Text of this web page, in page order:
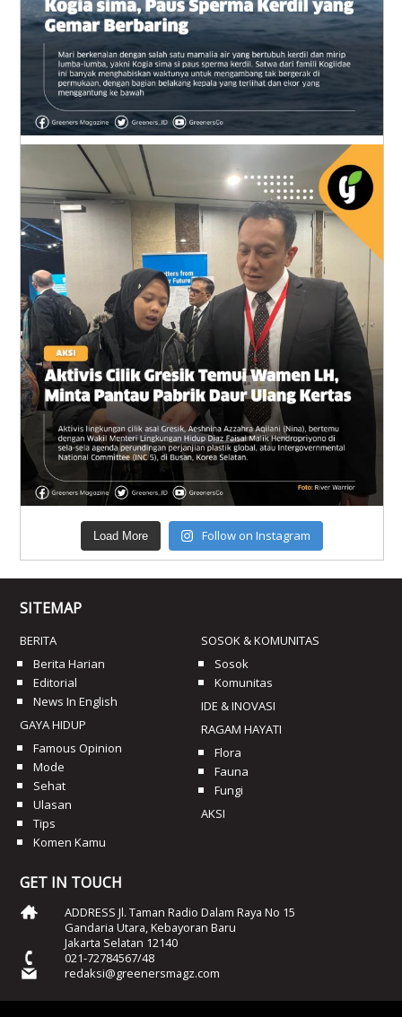
Load More Follow on Instagram
SITEMAP
BERITA
Berita Harian
Editorial
News In English
GAYA HIDUP
Famous Opinion
Mode
Sehat
Ulasan
Tips
Komen Kamu
SOSOK & KOMUNITAS
Sosok
Komunitas
IDE & INOVASI
RAGAM HAYATI
Flora
Fauna
Fungi
AKSI
GET IN TOUCH
ADDRESS Jl. Taman Radio Dalam Raya No 15
Gandaria Utara, Kebayoran Baru
Jakarta Selatan 12140
021-72784567/48
redaksi@greenersmagz.com